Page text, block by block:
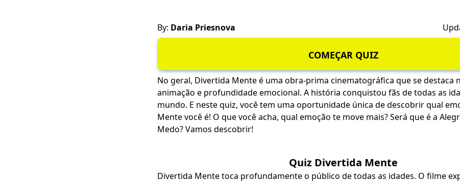
By: Daria Priesnova
COMEÇAR QUIZ
No geral, Divertida Mente é uma obra-prima cinematográfica que se destaca
animação e profundidade emocional. A história conquistou fãs de todas as
mundo. E neste quiz, você tem uma oportunidade única de descobrir qual
Mente você é! O que você acha, qual emoção te move mais? Será que é a
Medo? Vamos descobrir!
Quiz Divertida Mente
Divertida Mente toca profundamente o público de todas as idades. O filme